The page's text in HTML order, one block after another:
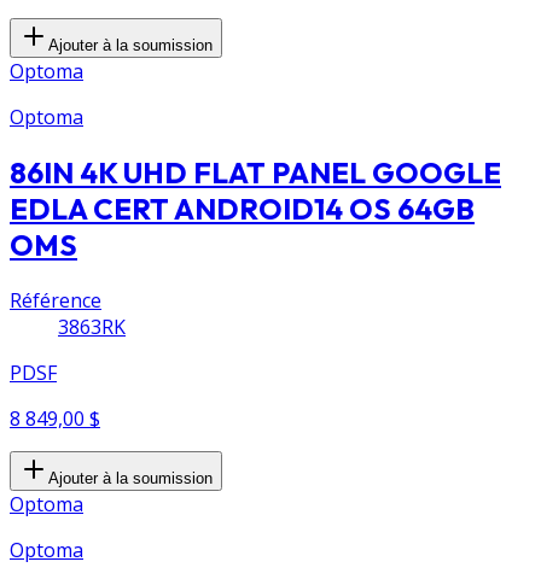
Ajouter à la soumission
Optoma
Optoma
86IN 4K UHD FLAT PANEL GOOGLE
EDLA CERT ANDROID14 OS 64GB
OMS
Référence
3863RK
PDSF
8 849,00 $
Ajouter à la soumission
Optoma
Optoma